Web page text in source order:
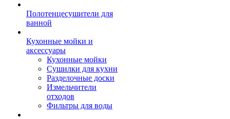
Полотенцесушители для
ванной
Кухонные мойки и
аксессуары
Кухонные мойки
Сушилки для кухни
Разделочные доски
Измельчители
отходов
Фильтры для воды